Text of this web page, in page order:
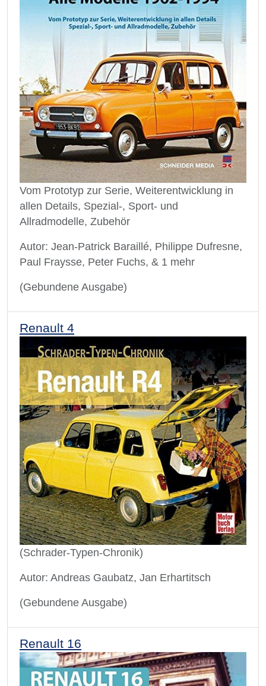
Vom Prototyp zur Serie, Weiterentwicklung in
allen Details, Spezial-, Sport- und
Allradmodelle, Zubehör
Autor: Jean-Patrick Baraillé,‎ Philippe Dufresne,‎
Paul Fraysse,‎ Peter Fuchs,‎ & 1 mehr
(Gebundene Ausgabe)
Renault 4
(Schrader-Typen-Chronik)
Autor: Andreas Gaubatz, Jan Erhartitsch
(Gebundene Ausgabe)
Renault 16